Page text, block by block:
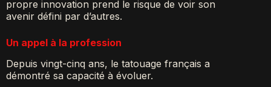
propre innovation prend le risque de voir son
avenir défini par d’autres.
Un appel à la profession
Depuis vingt-cinq ans, le tatouage français a
démontré sa capacité à évoluer.